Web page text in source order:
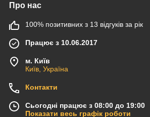
Про нас
100% позитивних з 13 відгуків за рік
Працює з 10.06.2017
м. Київ
Київ, Україна
Контакти
Сьогодні працює з 08:00 до 19:00
Показати весь графік роботи